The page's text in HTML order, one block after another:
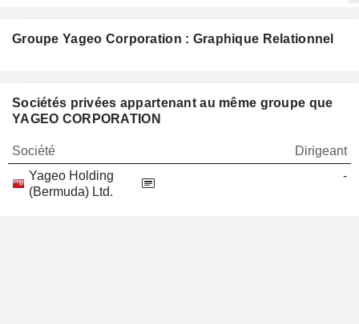
Groupe Yageo Corporation : Graphique Relationnel
Sociétés privées appartenant au même groupe que
YAGEO CORPORATION
Société
Dirigeant
Yageo Holding
(Bermuda) Ltd.
-